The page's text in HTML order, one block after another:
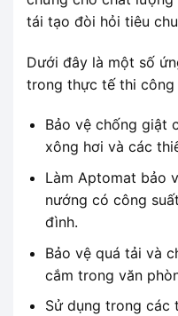
tái tạo đòi hỏi tiêu
Dưới đây là một số
trong thực tế thi công
Bảo vệ chống giật
xông hơi và các
Làm Aptomat bảo
nướng có công
đình.
Bảo vệ quá tải và
cắm trong văn
Sử dụng trong các